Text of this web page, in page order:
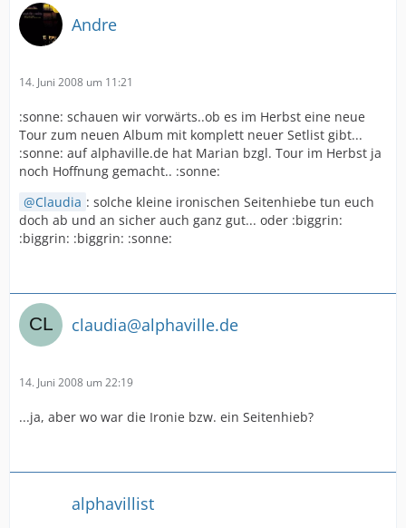
Andre
14. Juni 2008 um 11:21
:sonne: schauen wir vorwärts..ob es im Herbst eine neue
Tour zum neuen Album mit komplett neuer Setlist gibt...
:sonne: auf alphaville.de hat Marian bzgl. Tour im Herbst ja
noch Hoffnung gemacht.. :sonne:
Claudia : solche kleine ironischen Seitenhiebe tun euch
doch ab und an sicher auch ganz gut... oder :biggrin:
:biggrin: :biggrin: :sonne:
claudia@alphaville.de
14. Juni 2008 um 22:19
...ja, aber wo war die Ironie bzw. ein Seitenhieb?
alphavillist